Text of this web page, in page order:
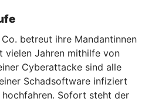
betreut ihre Mandantinnen
vielen Jahren mithilfe von
Cyberattacke sind alle
Schadsoftware infiziert
Sofort steht der